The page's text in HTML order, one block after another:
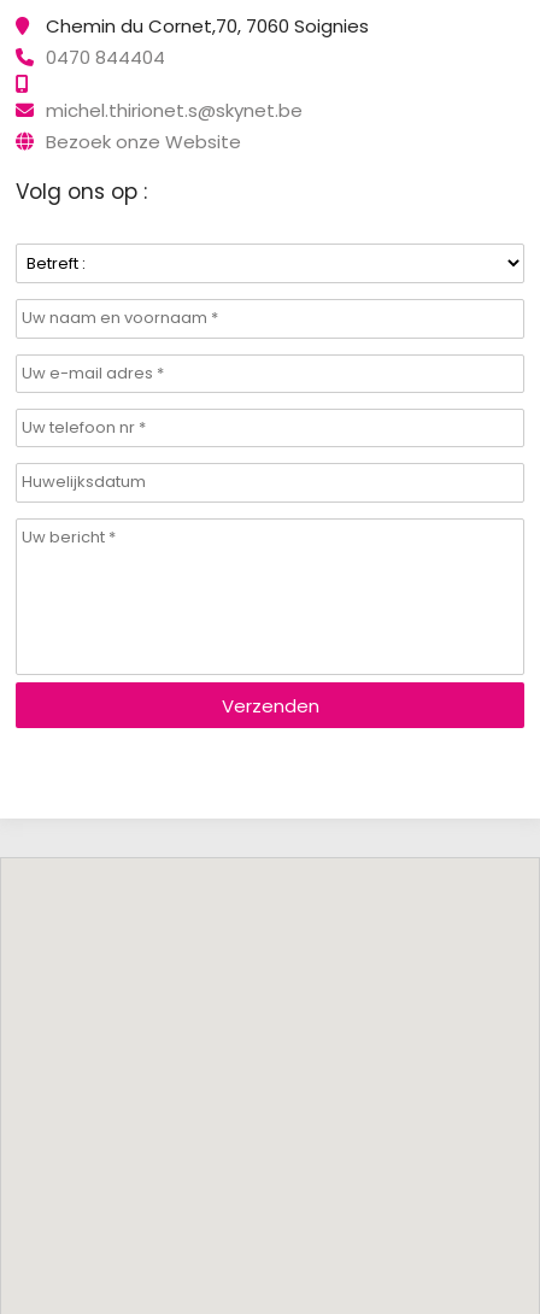
Chemin du Cornet,70, 7060 Soignies
0470 844404
michel.thirionet.s@skynet.be
Bezoek onze Website
Volg ons op :
Verzenden